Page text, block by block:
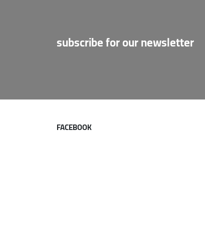
subscribe for our newsletter
FACEBOOK